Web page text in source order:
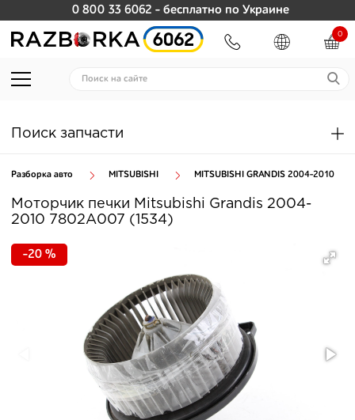
0 800 33 6062 - бесплатно по Украине
0
Поиск запчасти
Разборка авто MITSUBISHI MITSUBISHI GRANDIS 2004-2010
Моторчик печки Mitsubishi Grandis 2004-
2010 7802A007 (1534)
-20 %